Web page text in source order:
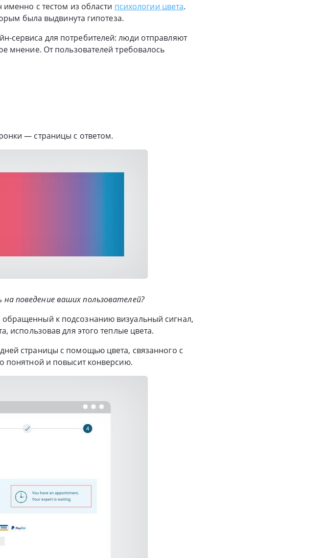
с тестом из области психологии цвета.
была выдвинута гипотеза.
сервиса для потребителей: люди отправляют
мнение. От пользователей требовалось
— страницы с ответом.
поведение ваших пользователей?
к подсознанию визуальный сигнал,
использовав для этого теплые цвета.
страницы с помощью цвета, связанного с
понятной и повысит конверсию.